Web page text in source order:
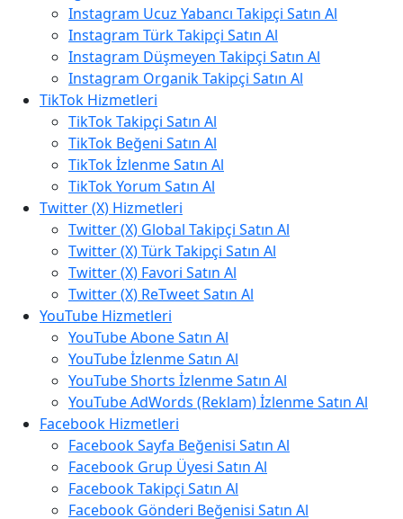
Instagram Ucuz Yabancı Takipçi Satın Al
Instagram Türk Takipçi Satın Al
Instagram Düşmeyen Takipçi Satın Al
Instagram Organik Takipçi Satın Al
TikTok Hizmetleri
TikTok Takipçi Satın Al
TikTok Beğeni Satın Al
TikTok İzlenme Satın Al
TikTok Yorum Satın Al
Twitter (X) Hizmetleri
Twitter (X) Global Takipçi Satın Al
Twitter (X) Türk Takipçi Satın Al
Twitter (X) Favori Satın Al
Twitter (X) ReTweet Satın Al
YouTube Hizmetleri
YouTube Abone Satın Al
YouTube İzlenme Satın Al
YouTube Shorts İzlenme Satın Al
YouTube AdWords (Reklam) İzlenme Satın Al
Facebook Hizmetleri
Facebook Sayfa Beğenisi Satın Al
Facebook Grup Üyesi Satın Al
Facebook Takipçi Satın Al
Facebook Gönderi Beğenisi Satın Al